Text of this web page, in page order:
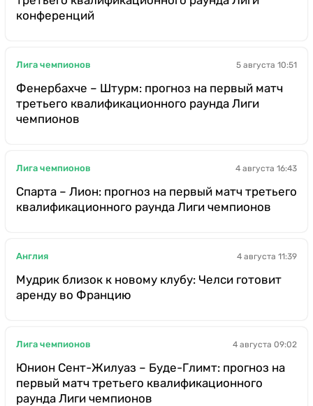
конференций
Лига чемпионов 5 августа 10:51
Фенербахче – Штурм: прогноз на первый матч
третьего квалификационного раунда Лиги
чемпионов
Лига чемпионов 4 августа 16:43
Спарта – Лион: прогноз на первый матч третьего
квалификационного раунда Лиги чемпионов
Англия 4 августа 11:39
Мудрик близок к новому клубу: Челси готовит
аренду во Францию
Лига чемпионов 4 августа 09:02
Юнион Сент-Жилуаз – Буде-Глимт: прогноз на
первый матч третьего квалификационного
раунда Лиги чемпионов